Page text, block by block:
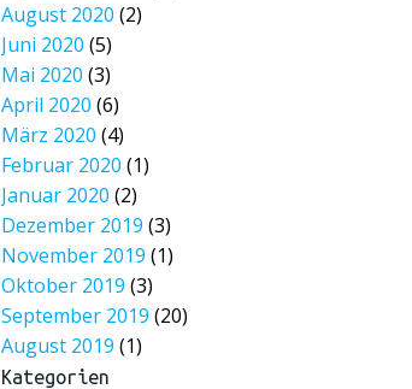
August 2020 (2)
Juni 2020 (5)
Mai 2020 (3)
April 2020 (6)
März 2020 (4)
Februar 2020 (1)
Januar 2020 (2)
Dezember 2019 (3)
November 2019 (1)
Oktober 2019 (3)
September 2019 (20)
August 2019 (1)
Kategorien